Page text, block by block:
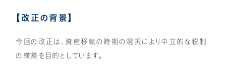
【改正の背景】
今回の改正は、資産移転の時期の選択により中立的な税制
の構築を目的としています。